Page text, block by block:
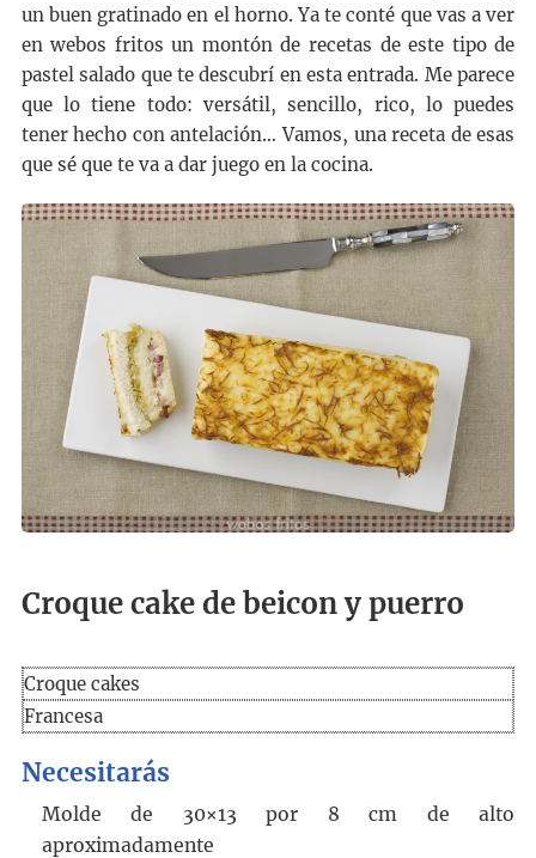
un buen gratinado en el horno. Ya te conté que vas a ver
en webos fritos un montón de recetas de este tipo de
pastel salado que te descubrí en esta entrada. Me parece
que lo tiene todo: versátil, sencillo, rico, lo puedes
tener hecho con antelación… Vamos, una receta de esas
que sé que te va a dar juego en la cocina.
Croque cake de beicon y puerro
Croque cakes
Francesa
Necesitarás
Molde de 30×13 por 8 cm de alto
aproximadamente